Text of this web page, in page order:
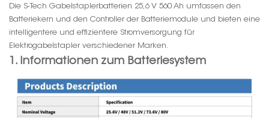
Die S-Tech Gabelstaplerbatterien 25,6 V 560 Ah umfassen den
Batteriekern und den Controller der Batteriemodule und bieten eine
intelligentere und effizientere Stromversorgung für
Elektrogabelstapler verschiedener Marken.
1. Informationen zum Batteriesystem